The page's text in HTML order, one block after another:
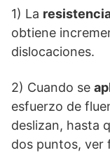
1) La
obtiene
dislocaciones.
2) Cuando se
esfuerzo de
deslizan, hasta
dos puntos, ver